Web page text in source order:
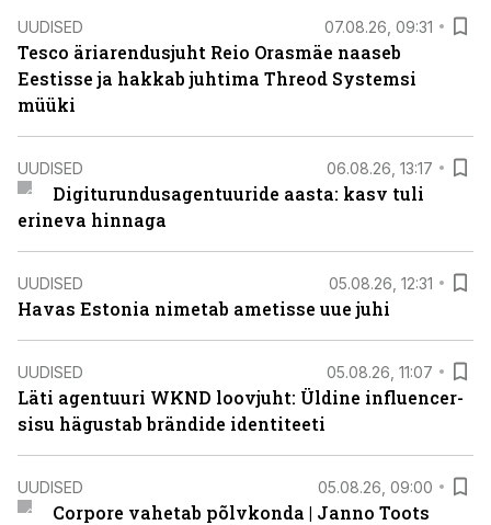
UUDISED 07.08.26, 09:31
Tesco äriarendusjuht Reio Orasmäe naaseb
Eestisse ja hakkab juhtima Threod Systemsi
müüki
UUDISED 06.08.26, 13:17
Digiturundusagentuuride aasta: kasv tuli
erineva hinnaga
UUDISED 05.08.26, 12:31
Havas Estonia nimetab ametisse uue juhi
UUDISED 05.08.26, 11:07
Läti agentuuri WKND loovjuht: Üldine influencer-
sisu hägustab brändide identiteeti
UUDISED 05.08.26, 09:00
Corpore vahetab põlvkonda | Janno Toots